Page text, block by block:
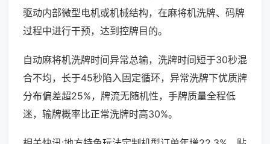
驱动内部微型电机或机械结构，在麻将机洗牌、码牌
过程中进行干预，达到控牌目的。
自动麻将机洗牌时间异常总输，洗牌时间短于30秒混
合不均，长于45秒陷入固定循环，异常洗牌下优质牌
分布偏差超25%，牌流无随机性，手牌质量全程低
迷，输牌概率比正常洗牌时高30%。